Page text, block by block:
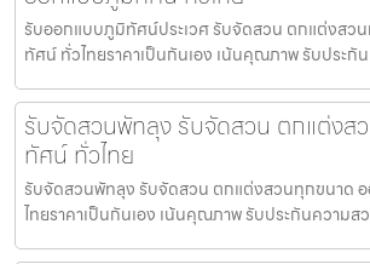
รับออกแบบภูมิทัศน์ประเวศ รับจัดสวน ตกแต่งสว
ทัศน์ ทั่วไทยราคาเป็นกันเอง เน้นคุณภาพ รับประกั
รับจัดสวนพัทลุง รับจัดสวน ตกแต่งส
ทัศน์ ทั่วไทย
รับจัดสวนพัทลุง รับจัดสวน ตกแต่งสวนทุกขนาด
ไทยราคาเป็นกันเอง เน้นคุณภาพ รับประกันความส